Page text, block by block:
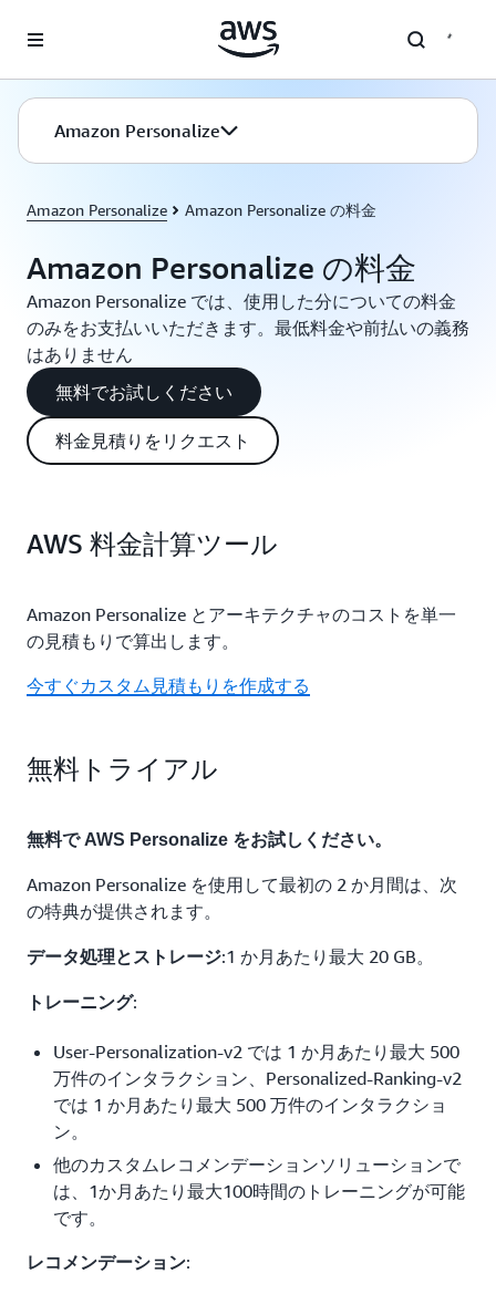
Amazon Personalize
Amazon Personalize Amazon Personalize の料金
Amazon Personalize の料金
Amazon Personalize では、使用した分についての料金
のみをお支払いいただきます。最低料金や前払いの義務
はありません
無料でお試しください
料金見積りをリクエスト
AWS 料金計算ツール
Amazon Personalize とアーキテクチャのコストを単一
の見積もりで算出します。
今すぐカスタム見積もりを作成する
無料トライアル
無料で AWS Personalize をお試しください。
Amazon Personalize を使用して最初の 2 か月間は、次
の特典が提供されます。
データ処理とストレージ:1 か月あたり最大 20 GB。
トレーニング:
User-Personalization-v2 では 1 か月あたり最大 500
万件のインタラクション、Personalized-Ranking-v2
では 1 か月あたり最大 500 万件のインタラクショ
ン。
他のカスタムレコメンデーションソリューションで
は、1か月あたり最大100時間のトレーニングが可能
です。
レコメンデーション: